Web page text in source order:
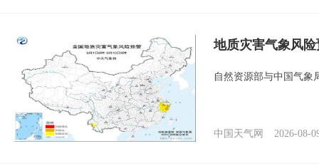
地质灾害气象风
自然资源部与中国气象
中国天气网 2026-08-